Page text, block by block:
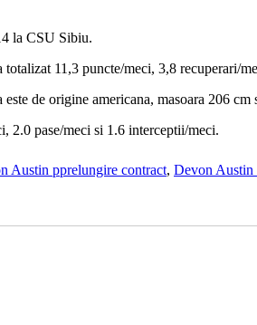
la CSU Sibiu.
11,3 puncte/meci, 3,8 recuperari/
de origine americana, masoara 206
2.0 pase/meci si 1.6 interceptii/meci.
Austin pprelungire contract, Devon Austin